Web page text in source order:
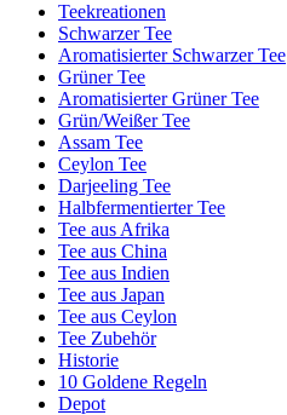
Teekreationen
Schwarzer Tee
Aromatisierter Schwarzer Tee
Grüner Tee
Aromatisierter Grüner Tee
Grün/Weißer Tee
Assam Tee
Ceylon Tee
Darjeeling Tee
Halbfermentierter Tee
Tee aus Afrika
Tee aus China
Tee aus Indien
Tee aus Japan
Tee aus Ceylon
Tee Zubehör
Historie
10 Goldene Regeln
Depot